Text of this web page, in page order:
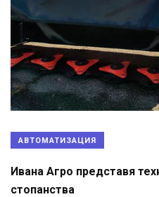
АВТОМАТИЗАЦИЯ
Ивана Агро представя
стопанства